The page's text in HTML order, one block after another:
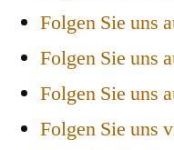
Folgen Sie uns
Folgen Sie uns
Folgen Sie uns
Folgen Sie uns